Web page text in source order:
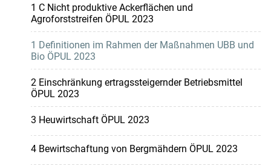
1 C Nicht produktive Ackerflächen und
Agroforststreifen ÖPUL 2023
1 Definitionen im Rahmen der Maßnahmen UBB und
Bio ÖPUL 2023
2 Einschränkung ertragssteigernder Betriebsmittel
ÖPUL 2023
3 Heuwirtschaft ÖPUL 2023
4 Bewirtschaftung von Bergmähdern ÖPUL 2023